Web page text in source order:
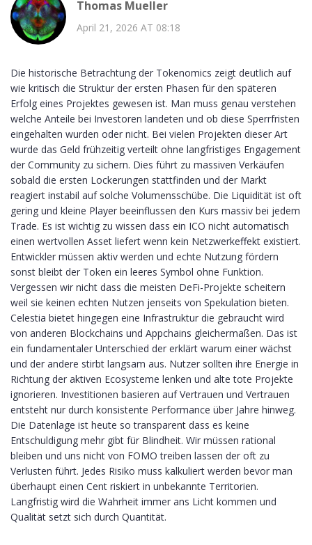
Thomas Mueller
April 21, 2026 AT 08:18
Die historische Betrachtung der Tokenomics zeigt deutlich auf
wie kritisch die Struktur der ersten Phasen für den späteren
Erfolg eines Projektes gewesen ist. Man muss genau verstehen
welche Anteile bei Investoren landeten und ob diese Sperrfristen
eingehalten wurden oder nicht. Bei vielen Projekten dieser Art
wurde das Geld frühzeitig verteilt ohne langfristiges Engagement
der Community zu sichern. Dies führt zu massiven Verkäufen
sobald die ersten Lockerungen stattfinden und der Markt
reagiert instabil auf solche Volumensschübe. Die Liquidität ist oft
gering und kleine Player beeinflussen den Kurs massiv bei jedem
Trade. Es ist wichtig zu wissen dass ein ICO nicht automatisch
einen wertvollen Asset liefert wenn kein Netzwerkeffekt existiert.
Entwickler müssen aktiv werden und echte Nutzung fördern
sonst bleibt der Token ein leeres Symbol ohne Funktion.
Vergessen wir nicht dass die meisten DeFi-Projekte scheitern
weil sie keinen echten Nutzen jenseits von Spekulation bieten.
Celestia bietet hingegen eine Infrastruktur die gebraucht wird
von anderen Blockchains und Appchains gleichermaßen. Das ist
ein fundamentaler Unterschied der erklärt warum einer wächst
und der andere stirbt langsam aus. Nutzer sollten ihre Energie in
Richtung der aktiven Ecosysteme lenken und alte tote Projekte
ignorieren. Investitionen basieren auf Vertrauen und Vertrauen
entsteht nur durch konsistente Performance über Jahre hinweg.
Die Datenlage ist heute so transparent dass es keine
Entschuldigung mehr gibt für Blindheit. Wir müssen rational
bleiben und uns nicht von FOMO treiben lassen der oft zu
Verlusten führt. Jedes Risiko muss kalkuliert werden bevor man
überhaupt einen Cent riskiert in unbekannte Territorien.
Langfristig wird die Wahrheit immer ans Licht kommen und
Qualität setzt sich durch Quantität.